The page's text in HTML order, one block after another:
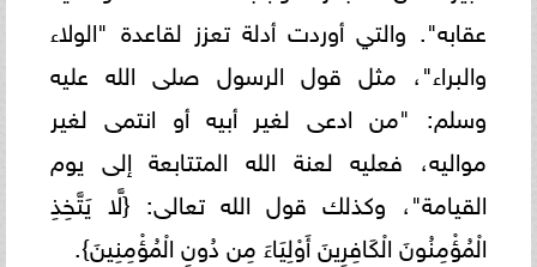
عقابه". والتي أوردت أدلة تعزز لقاعدة "الولاء
والبراء"، مثل قول الرسول صلى الله عليه
وسلم: "من ادعى لغير أبيه أو انتمى لغير
مواليه، فعليه لعنة الله المتتابعة إلى يوم
القيامة"، وكذلك قول الله تعالى: {لَّا يَتَّخِذِ
الْمُؤْمِنُونَ الْكَافِرِينَ أَوْلِيَاءَ مِن دُونِ الْمُؤْمِنِينَ}.